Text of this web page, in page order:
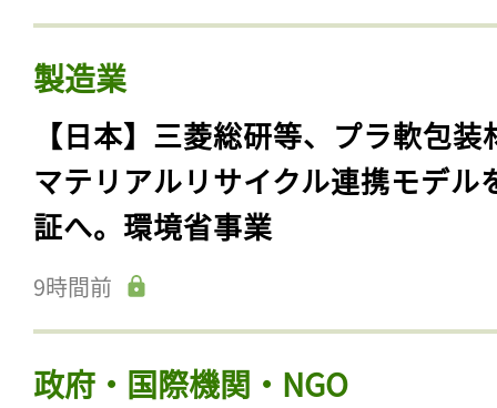
製造業
【日本】三菱総研等、プラ軟包装
マテリアルリサイクル連携モデル
証へ。環境省事業
9時間前
政府・国際機関・NGO